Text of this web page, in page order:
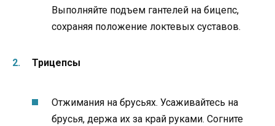
Выполняйте подъем гантелей на бицепс,
сохраняя положение локтевых суставов.
Трицепсы
Отжимания на брусьях. Усаживайтесь на
брусья, держа их за край руками. Согните